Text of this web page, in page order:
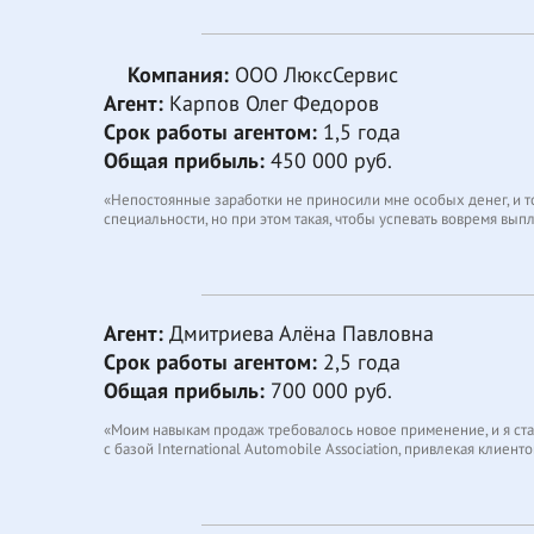
информацию на каждой стадии. Нужно быть уверенным, что
(такого, как я) – это не проблема.
Сначала я не верил, что обработка заказов на
плоды. Теперь мне не приходится раздумывать, где
Компания: ООО ЛюксСервис
Агент: Карпов Олег Федоров
Срок работы агентом: 1,5 года
Общая прибыль: 450 000 руб.
«Непостоянные заработки не приносили мне особых денег, и
специальности, но при этом такая, чтобы успевать вовремя
И тогда я узнал о возможности быть агентом International
проверке и заполнении информации, готовность нести
чтобы не допустить «замыливания» взгляда. Но с этим я легко
Больше всего мне понравилось то, что я могу выполнять
основной работой, я мог продавать больше МВУ, и таким
Агент: Дмитриева Алёна Павловна
Срок работы агентом: 2,5 года
Общая прибыль: 700 000 руб.
«Моим навыкам продаж требовалось новое применение, и я
с базой International Automobile Association, привлекая
Работа с IAA позволила мне развиваться личностно и